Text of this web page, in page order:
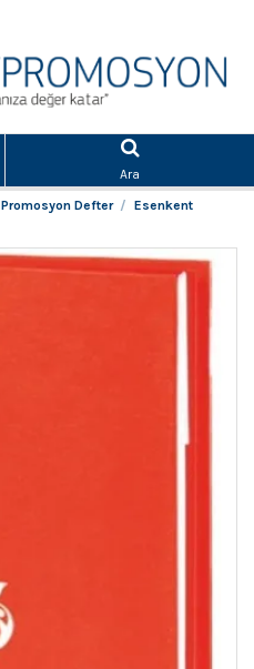
Ara
Promosyon Defter
Esenkent